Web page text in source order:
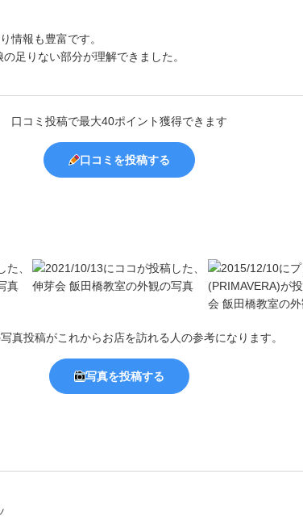
情報も豊富です。
足りない部分が理解できました。
口コミ投稿で最大40ポイント獲得できます
口コミを投稿する
真投稿がこれからお店を訪れる人の参考になります。
写真を投稿する